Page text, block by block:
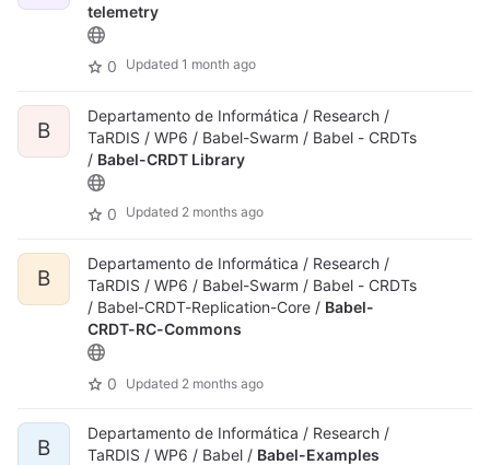
telemetry
0 Updated 1 month ago
B
Departamento de Informática / Research /
TaRDIS / WP6 / Babel-Swarm / Babel - CRDTs
/ Babel-CRDT Library
0 Updated 2 months ago
B
Departamento de Informática / Research /
TaRDIS / WP6 / Babel-Swarm / Babel - CRDTs
/ Babel-CRDT-Replication-Core / Babel-
CRDT-RC-Commons
0 Updated 2 months ago
B
Departamento de Informática / Research /
TaRDIS / WP6 / Babel / Babel-Examples